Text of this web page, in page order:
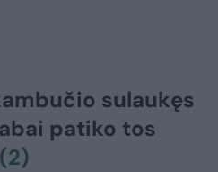
sulaukęs
patiko tos
(2)